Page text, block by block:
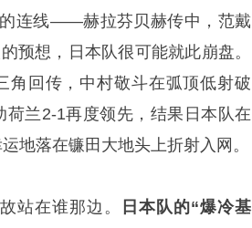
连线——赫拉芬贝赫传中，范戴
预想，日本队很可能就此崩盘。
角回传，中村敬斗在弧顶低射破
兰2-1再度领先，结果日本队在
落在镰田大地头上折射入网。
站在谁那边。
日本队的“爆冷基